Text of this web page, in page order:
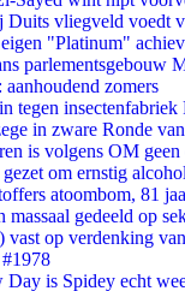
Duits vliegveld voedt
"Platinum"
parlementsgebouw
zomers
tegen
in zware Ronde
is volgens OM
om ernstig
atoombom, 81
gedeeld op
op verdenking
is Spidey echt